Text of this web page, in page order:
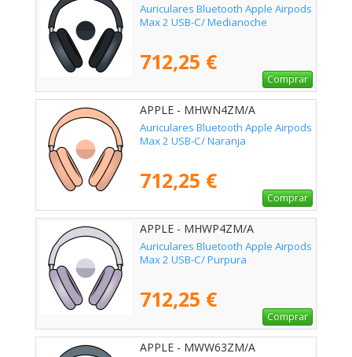
Auriculares Bluetooth Apple Airpods
Max 2 USB-C/ Medianoche
712,25 €
Comprar
APPLE - MHWN4ZM/A
Auriculares Bluetooth Apple Airpods
Max 2 USB-C/ Naranja
712,25 €
Comprar
APPLE - MHWP4ZM/A
Auriculares Bluetooth Apple Airpods
Max 2 USB-C/ Purpura
712,25 €
Comprar
APPLE - MWW63ZM/A